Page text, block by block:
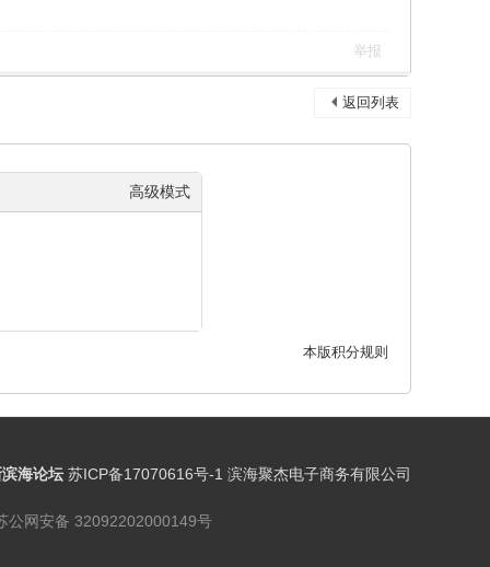
举报
返回列表
高级模式
本版积分规则
海论坛 苏ICP备17070616号-1 滨海聚杰电子商务有限公司
公网安备 32092202000149号